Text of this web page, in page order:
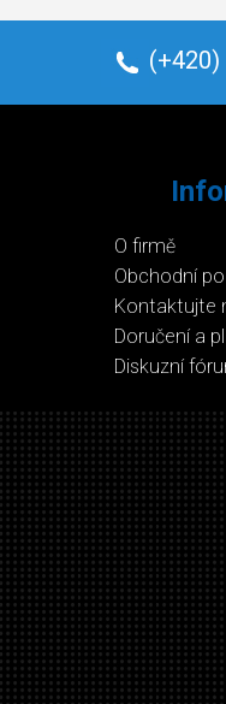
(+420)
O firmě
Obchodní
Kontaktujte
Doručení a
Diskuzní